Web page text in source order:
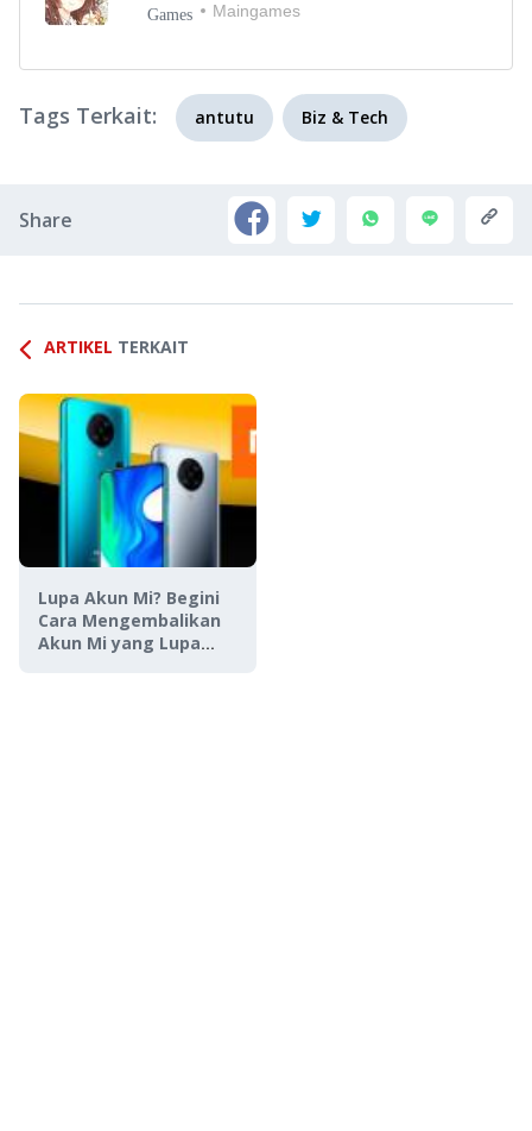
Games Maingames
Tags Terkait: antutu Biz & Tech
Share
ARTIKEL TERKAIT
Lupa Akun Mi? Begini
Cara Mengembalikan
Akun Mi yang Lupa